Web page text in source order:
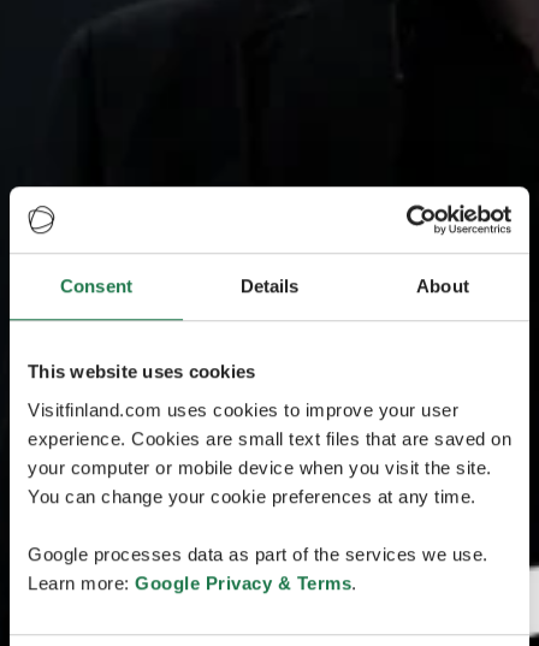
Consent Details About
This website uses cookies
Visitfinland.com uses cookies to improve your user
experience. Cookies are small text files that are saved on
your computer or mobile device when you visit the site.
You can change your cookie preferences at any time.
Google processes data as part of the services we use.
Learn more: Google Privacy & Terms.